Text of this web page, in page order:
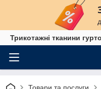
Трикотажні тканини